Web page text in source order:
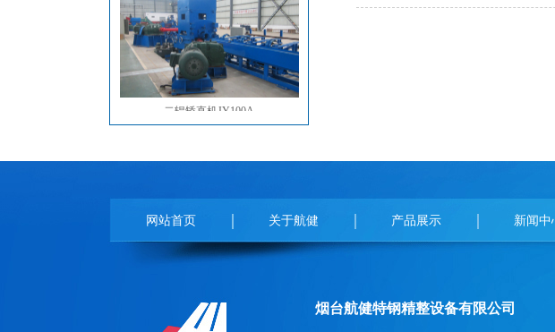
二辊矫直机JY100A
无心车床XF-WXC 255B
网站首页 关于航健 产品展示 新闻中
烟台航健特钢精整设备有限公司